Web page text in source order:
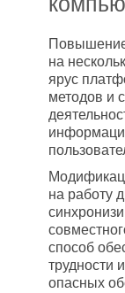
на
ярус
методов и
на работу
способ
трудности
опасных